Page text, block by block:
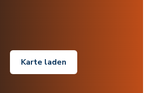
Karte laden